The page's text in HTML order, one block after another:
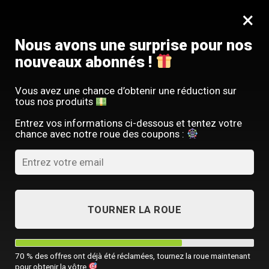
contenu
ACCUEIL / TOUTES NOS SACOCHES HOMME
×
Nous avons une surprise pour nos
nouveaux abonnés !
Vous avez une chance d’obtenir une réduction sur
tous nos produits
Entrez vos informations ci-dessous et tentez votre
chance avec notre roue des coupons :
TOURNER LA ROUE
70 % des offres ont déjà été réclamées, tournez la roue maintenant
pour obtenir la vôtre